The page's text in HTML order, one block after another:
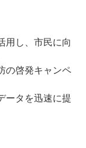
用し、市民に向
の啓発キャンペ
ータを迅速に提